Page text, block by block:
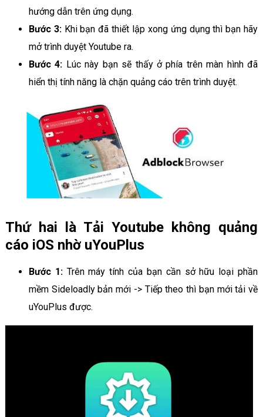
hướng dẫn trên ứng dụng.
Bước 3:Khi bạn đã thiết lập xong ứng dụng thì bạn hãy
mở trình duyệt Youtube ra.
Bước 4: Lúc này bạn sẽ thấy ở phía trên màn hình đã
hiển thị tính năng là chặn quảng cáo trên trình duyệt.
Thứ hai là Tải Youtube không quảng
cáo iOS nhờ uYouPlus
Bước 1:Trên máy tính của bạn cần sở hữu loại phần
mềm Sideloadly bản mới -> Tiếp theo thì bạn mới tải về
uYouPlus được.